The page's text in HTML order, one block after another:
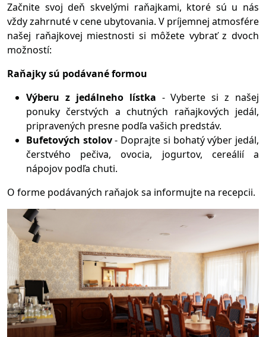
Začnite svoj deň skvelými raňajkami, ktoré sú u nás
vždy zahrnuté v cene ubytovania. V príjemnej atmosfére
našej raňajkovej miestnosti si môžete vybrať z dvoch
možností:
Raňajky sú podávané formou
Výberu z jedálneho lístka - Vyberte si z našej
ponuky čerstvých a chutných raňajkových jedál,
pripravených presne podľa vašich predstáv.
Bufetových stolov- Doprajte si bohatý výber jedál,
čerstvého pečiva, ovocia, jogurtov, cereálií a
nápojov podľa chuti.
O forme podávaných raňajok sa informujte na recepcii.